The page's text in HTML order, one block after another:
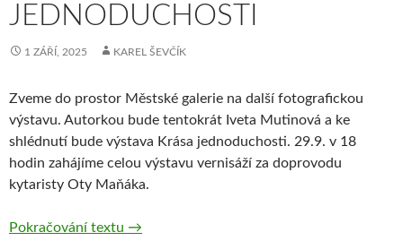
JEDNODUCHOSTI
1 ZÁŘÍ, 2025 KAREL ŠEVČÍK
Zveme do prostor Městské galerie na další fotografickou
výstavu. Autorkou bude tentokrát Iveta Mutinová a ke
shlédnutí bude výstava Krása jednoduchosti. 29.9. v 18
hodin zahájíme celou výstavu vernisáží za doprovodu
kytaristy Oty Maňáka.
Pokračování textu Iveta Mutinová – Krása Jednoduchosti
→